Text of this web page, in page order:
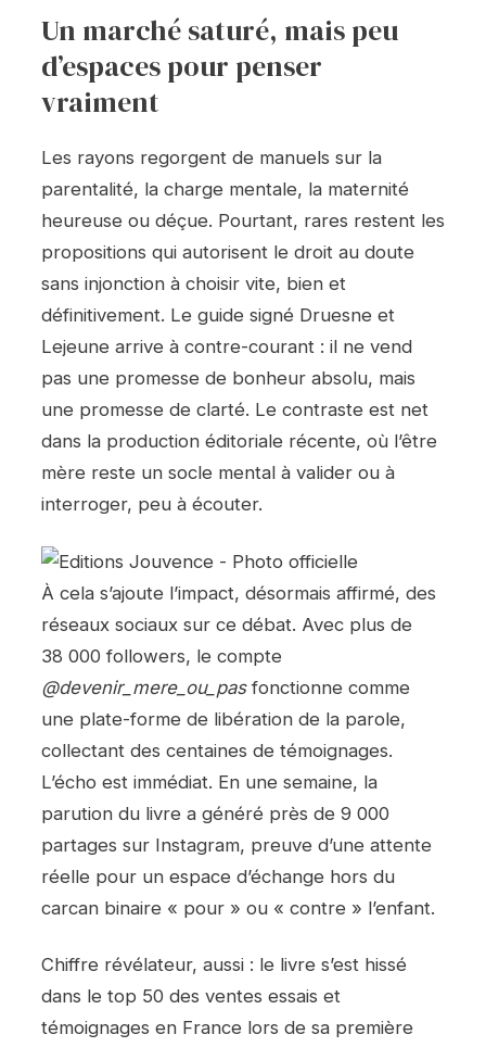
Un marché saturé, mais peu
d’espaces pour penser
vraiment
Les rayons regorgent de manuels sur la
parentalité, la charge mentale, la maternité
heureuse ou déçue. Pourtant, rares restent les
propositions qui autorisent le droit au doute
sans injonction à choisir vite, bien et
définitivement. Le guide signé Druesne et
Lejeune arrive à contre-courant : il ne vend
pas une promesse de bonheur absolu, mais
une promesse de clarté. Le contraste est net
dans la production éditoriale récente, où l’être
mère reste un socle mental à valider ou à
interroger, peu à écouter.
À cela s’ajoute l’impact, désormais affirmé, des
réseaux sociaux sur ce débat. Avec plus de
38 000 followers, le compte
@devenir_mere_ou_pasfonctionne comme
une plate-forme de libération de la parole,
collectant des centaines de témoignages.
L’écho est immédiat. En une semaine, la
parution du livre a généré près de 9 000
partages sur Instagram, preuve d’une attente
réelle pour un espace d’échange hors du
carcan binaire « pour » ou « contre » l’enfant.
Chiffre révélateur, aussi : le livre s’est hissé
dans le top 50 des ventes essais et
témoignages en France lors de sa première